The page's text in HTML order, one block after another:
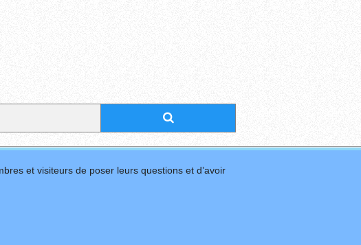
et visiteurs de poser leurs questions et d’avoir